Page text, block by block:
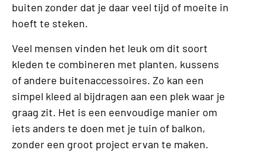
buiten zonder dat je daar veel tijd of moeite in
hoeft te steken.
Veel mensen vinden het leuk om dit soort
kleden te combineren met planten, kussens
of andere buitenaccessoires. Zo kan een
simpel kleed al bijdragen aan een plek waar je
graag zit. Het is een eenvoudige manier om
iets anders te doen met je tuin of balkon,
zonder een groot project ervan te maken.